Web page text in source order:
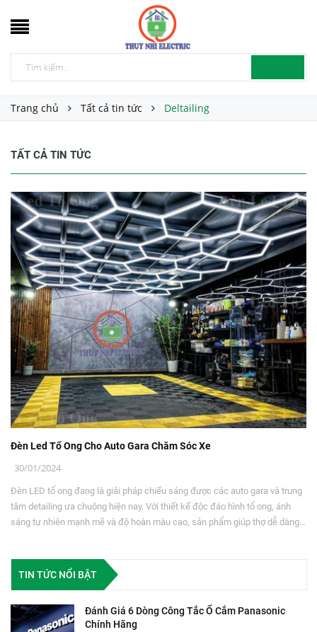
Trang chủ Tất cả tin tức Deltailing
TẤT CẢ TIN TỨC
Đèn Led Tổ Ong Cho Auto Gara Chăm Sóc Xe
30/01/2024
Đèn LED tổ ong đang là giải pháp chiếu sáng được các auto gara và trung
tâm detailing ưa chuộng hiện nay. Với thiết kế độc đáo hình tổ ong, ánh
sáng tự nhiên mạnh mẽ và độ hoàn màu cao, sản phẩm giúp thợ dễ dàng
TIN TỨC NỔI BẬT
Đánh Giá 6 Dòng Công Tắc Ổ Cắm Panasonic
Chính Hãng